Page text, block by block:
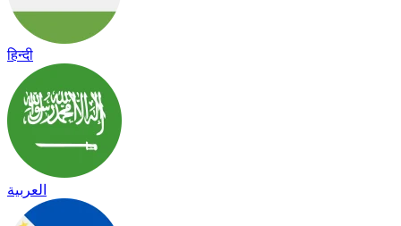
हिन्दी
العربية